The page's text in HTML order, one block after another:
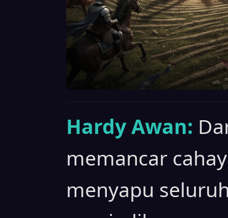
Hardy Awan:
memancar
menyapu